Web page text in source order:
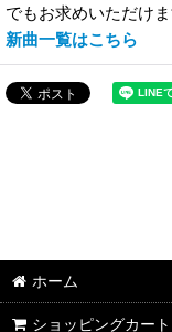
でもお求めいただけま
新曲一覧はこちら
ホーム
ショッピングカート